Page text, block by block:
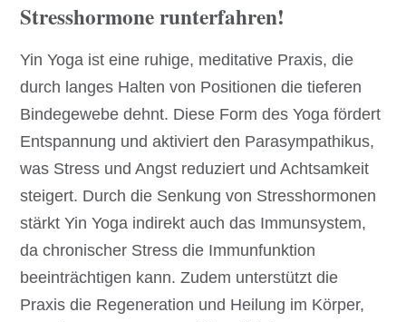
Stresshormone runterfahren!
Yin Yoga ist eine ruhige, meditative Praxis, die
durch langes Halten von Positionen die tieferen
Bindegewebe dehnt. Diese Form des Yoga fördert
Entspannung und aktiviert den Parasympathikus,
was Stress und Angst reduziert und Achtsamkeit
steigert. Durch die Senkung von Stresshormonen
stärkt Yin Yoga indirekt auch das Immunsystem,
da chronischer Stress die Immunfunktion
beeinträchtigen kann. Zudem unterstützt die
Praxis die Regeneration und Heilung im Körper,